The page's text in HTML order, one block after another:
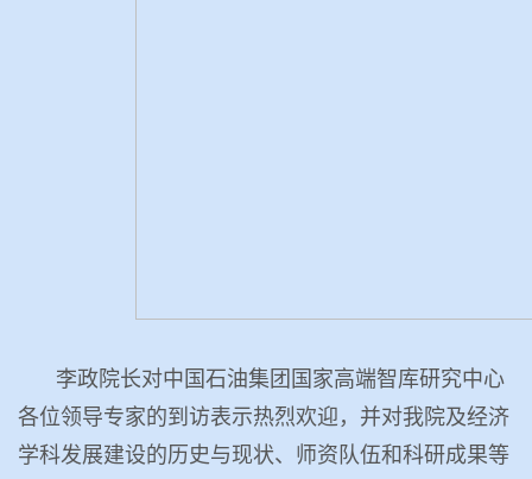
李政院长对中国石油集团国家高端智库研究中心
各位领导专家的到访表示热烈欢迎，并对我院及经济
学科发展建设的历史与现状、师资队伍和科研成果等